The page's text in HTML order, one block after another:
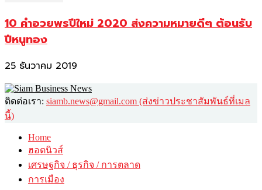
10 คำอวยพรปีใหม่ 2020 ส่งความหมายดีๆ ต้อนรับ
ปีหนูทอง
25 ธันวาคม 2019
ติดต่อเรา: siamb.news@gmail.com (ส่งข่าวประชาสัมพันธ์ที่เมล
นี้)
Home
ฮอตนิวส์
เศรษฐกิจ / ธุรกิจ / การตลาด
การเมือง